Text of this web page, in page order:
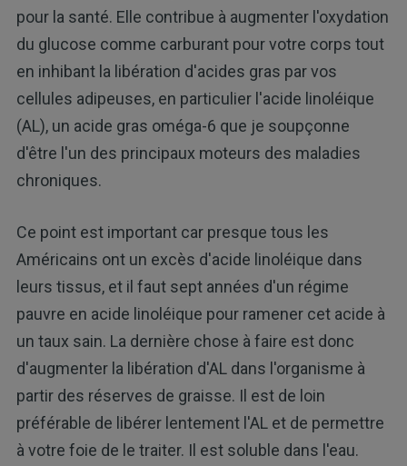
pour la santé. Elle contribue à augmenter l'oxydation
du glucose comme carburant pour votre corps tout
en inhibant la libération d'acides gras par vos
cellules adipeuses, en particulier l'acide linoléique
(AL), un acide gras oméga-6 que je soupçonne
d'être l'un des principaux moteurs des maladies
chroniques.
Ce point est important car presque tous les
Américains ont un excès d'acide linoléique dans
leurs tissus, et il faut sept années d'un régime
pauvre en acide linoléique pour ramener cet acide à
un taux sain. La dernière chose à faire est donc
d'augmenter la libération d'AL dans l'organisme à
partir des réserves de graisse. Il est de loin
préférable de libérer lentement l'AL et de permettre
à votre foie de le traiter. Il est soluble dans l'eau.